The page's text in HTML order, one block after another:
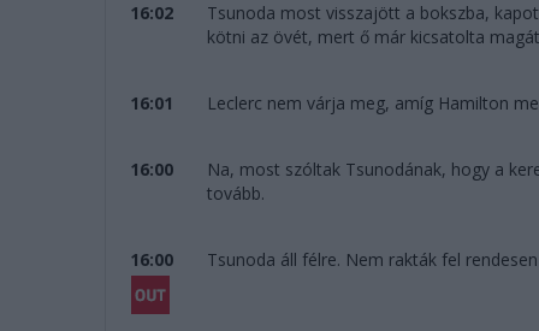
16:02
Tsunoda most visszajött a bokszba,
kötni az övét, mert ő már kicsatolta
16:01 Leclerc nem várja meg, amíg Hamilton
16:00
Na, most szóltak Tsunodának, hogy a
tovább.
16:00 Tsunoda áll félre. Nem rakták fel